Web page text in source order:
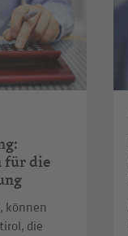
für die
können
die